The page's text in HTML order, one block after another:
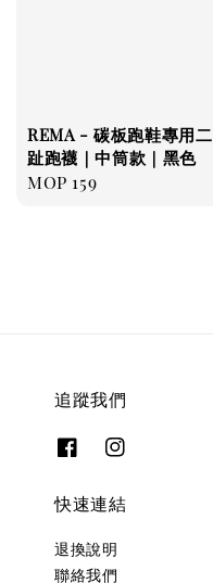
REMA - 碳板跑鞋專用二
趾跑襪｜中筒款｜黑色
Regular
MOP 159
追蹤我們
快速連結
退換說明
聯絡我們